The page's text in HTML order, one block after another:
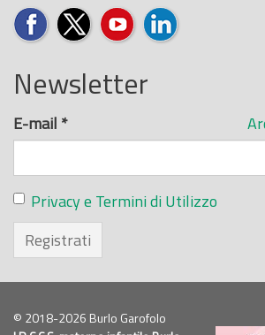
Newsletter
E-mail *
Privacy e Termini di Utilizzo
Registrati
© 2018-2026 Burlo Garofolo